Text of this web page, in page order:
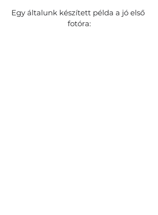
Egy általunk készített példa a jó első
fotóra: